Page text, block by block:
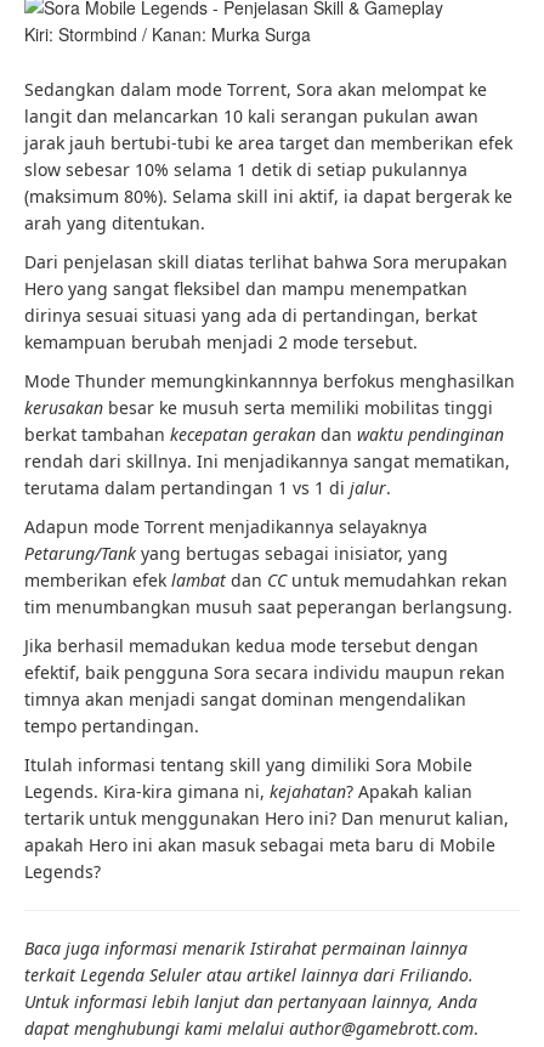
Kiri: Stormbind / Kanan: Murka Surga
Sedangkan dalam mode Torrent, Sora akan melompat ke
langit dan melancarkan 10 kali serangan pukulan awan
jarak jauh bertubi-tubi ke area target dan memberikan efek
slow sebesar 10% selama 1 detik di setiap pukulannya
(maksimum 80%). Selama skill ini aktif, ia dapat bergerak ke
arah yang ditentukan.
Dari penjelasan skill diatas terlihat bahwa Sora merupakan
Hero yang sangat fleksibel dan mampu menempatkan
dirinya sesuai situasi yang ada di pertandingan, berkat
kemampuan berubah menjadi 2 mode tersebut.
Mode Thunder memungkinkannnya berfokus menghasilkan
kerusakan besar ke musuh serta memiliki mobilitas tinggi
berkat tambahan kecepatan gerakan dan waktu pendinginan
rendah dari skillnya. Ini menjadikannya sangat mematikan,
terutama dalam pertandingan 1 vs 1 di jalur.
Adapun mode Torrent menjadikannya selayaknya
Petarung/Tank yang bertugas sebagai inisiator, yang
memberikan efek lambat dan CCuntuk memudahkan rekan
tim menumbangkan musuh saat peperangan berlangsung.
Jika berhasil memadukan kedua mode tersebut dengan
efektif, baik pengguna Sora secara individu maupun rekan
timnya akan menjadi sangat dominan mengendalikan
tempo pertandingan.
Itulah informasi tentang skill yang dimiliki Sora Mobile
Legends. Kira-kira gimana ni, kejahatan? Apakah kalian
tertarik untuk menggunakan Hero ini? Dan menurut kalian,
apakah Hero ini akan masuk sebagai meta baru di Mobile
Legends?
Baca juga informasi menarikIstirahat permainan lainnya
terkait Legenda Seluler atau artikel lainnya dari Friliando.
Untuk informasi lebih lanjut dan pertanyaan lainnya, Anda
dapat menghubungi kami melalui author@gamebrott.com.